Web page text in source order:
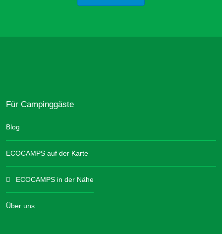
Für Campinggäste
Blog
ECOCAMPS auf der Karte
ECOCAMPS in der Nähe
Über uns